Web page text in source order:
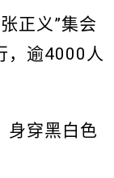
正义”集会
，逾4000人
身穿黑白色